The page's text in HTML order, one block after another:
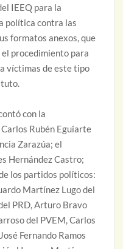
IEEQ para la
política contra las
formatos anexos, que
procedimiento para
víctimas de este tipo
con la
Rubén Eguiarte
Zarazúa; el
Hernández Castro;
los partidos políticos:
Martínez Lugo del
PRD, Arturo Bravo
del PVEM, Carlos
Fernando Ramos